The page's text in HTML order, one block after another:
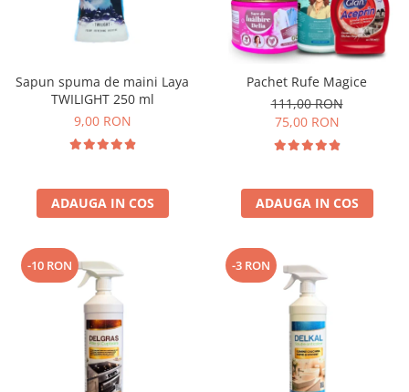
Sapun spuma de maini Laya
TWILIGHT 250 ml
9,00 RON
ADAUGA IN COS
Pachet Rufe Magice
111,00 RON
75,00 RON
ADAUGA IN COS
-10 RON -3 RON